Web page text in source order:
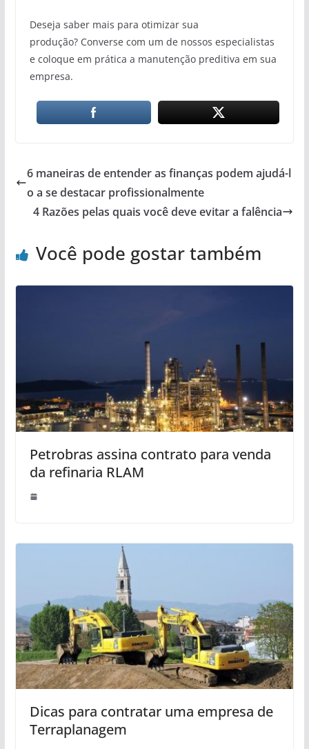
Deseja saber mais para otimizar sua
produção? Converse com um de nossos especialistas
e coloque em prática a manutenção preditiva em sua
empresa.
6 maneiras de entender as finanças podem ajudá-l
o a se destacar profissionalmente
4 Razões pelas quais você deve evitar a falência
Você pode gostar também
Petrobras assina contrato para venda
da refinaria RLAM
Dicas para contratar uma empresa de
Terraplanagem